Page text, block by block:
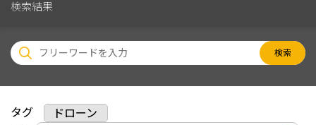
検索結果
検索
タグ ドローン